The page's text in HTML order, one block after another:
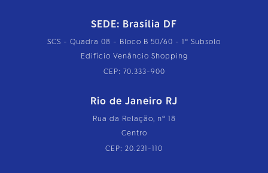
SEDE: Brasília DF
SCS - Quadra 08 - Bloco B 50/60 - 1º Subsolo
Edifício Venâncio Shopping
CEP: 70.333-900
Rio de Janeiro RJ
Rua da Relação, nº 18
Centro
CEP: 20.231-110